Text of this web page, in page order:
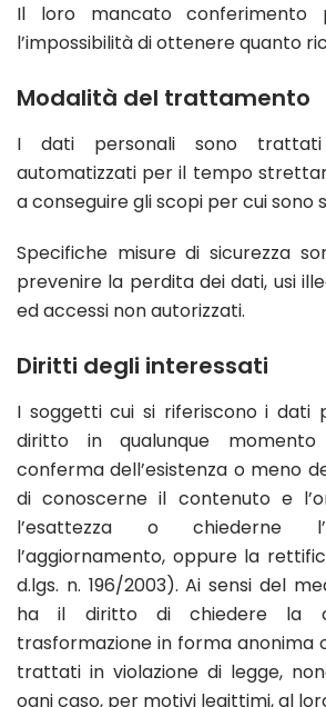
Il loro mancato conferimento
l’impossibilità di ottenere quanto
Modalità del trattamento
I dati personali sono
automatizzati per il tempo
a conseguire gli scopi per cui sono
Specifiche misure di sicurezza
prevenire la perdita dei dati, usi
ed accessi non autorizzati.
Diritti degli interessati
I soggetti cui si riferiscono i dati
diritto in qualunque
conferma dell’esistenza o meno
di conoscerne il contenuto e
l’esattezza o chiederne
l’aggiornamento, oppure la
d.lgs. n. 196/2003). Ai sensi del
ha il diritto di chiedere la
trasformazione in forma anonima
trattati in violazione di legge,
ogni caso, per motivi legittimi, al